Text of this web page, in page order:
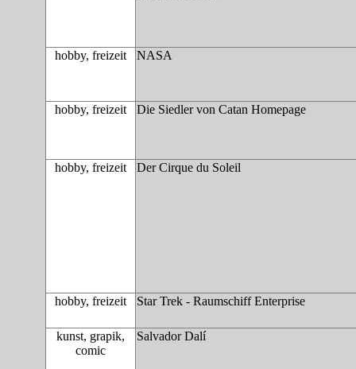
hobby, freizeit NASA
hobby, freizeit Die Siedler von Catan Homepage
hobby, freizeit Der Cirque du Soleil
hobby, freizeit Star Trek - Raumschiff Enterprise
kunst, grapik,
comic
Salvador Dalí